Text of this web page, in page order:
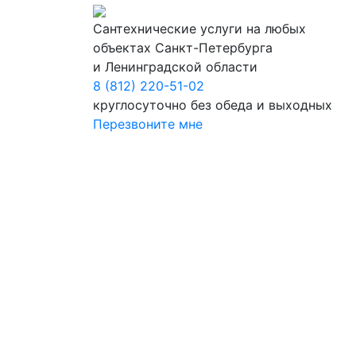
Сантехнические услуги на любых
объектах Санкт-Петербурга
и Ленинградской области
8 (812) 220-51-02
круглосуточно без обеда и выходных
Перезвоните мне